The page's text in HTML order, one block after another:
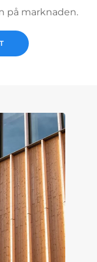
på marknaden.